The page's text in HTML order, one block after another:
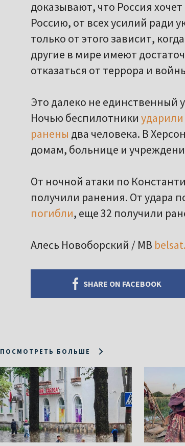
доказывают, что Россия
Россию, от всех усилий ради
только от этого зависит,
другие в мире имеют
отказаться от террора и
Это далеко не единственный
Ночью беспилотники ударили
ранены два человека. В
домам, больнице и
От ночной атаки по
получили ранения. От удара
погибли, еще 32 получили
Алесь Новоборский / МВ
SHARE ON FACEBOOK
ПОСМОТРЕТЬ БОЛЬШЕ